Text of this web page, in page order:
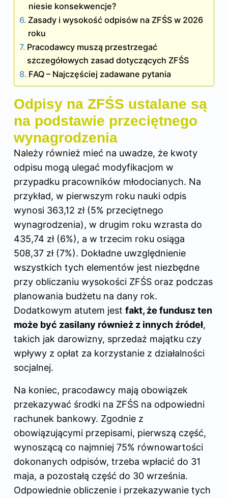
niesie konsekwencje?
Zasady i wysokość odpisów na ZFŚS w 2026
roku
Pracodawcy muszą przestrzegać
szczegółowych zasad dotyczących ZFŚS
FAQ – Najczęściej zadawane pytania
Odpisy na ZFŚS ustalane są
na podstawie przeciętnego
wynagrodzenia
Należy również mieć na uwadze, że kwoty
odpisu mogą ulegać modyfikacjom w
przypadku pracowników młodocianych. Na
przykład, w pierwszym roku nauki odpis
wynosi 363,12 zł (5% przeciętnego
wynagrodzenia), w drugim roku wzrasta do
435,74 zł (6%), a w trzecim roku osiąga
508,37 zł (7%). Dokładne uwzględnienie
wszystkich tych elementów jest niezbędne
przy obliczaniu wysokości ZFŚS oraz podczas
planowania budżetu na dany rok.
Dodatkowym atutem jest fakt, że fundusz ten
może być zasilany również z innych źródeł,
takich jak darowizny, sprzedaż majątku czy
wpływy z opłat za korzystanie z działalności
socjalnej.
Na koniec, pracodawcy mają obowiązek
przekazywać środki na ZFŚS na odpowiedni
rachunek bankowy. Zgodnie z
obowiązującymi przepisami, pierwszą część,
wynoszącą co najmniej 75% równowartości
dokonanych odpisów, trzeba wpłacić do 31
maja, a pozostałą część do 30 września.
Odpowiednie obliczenie i przekazywanie tych